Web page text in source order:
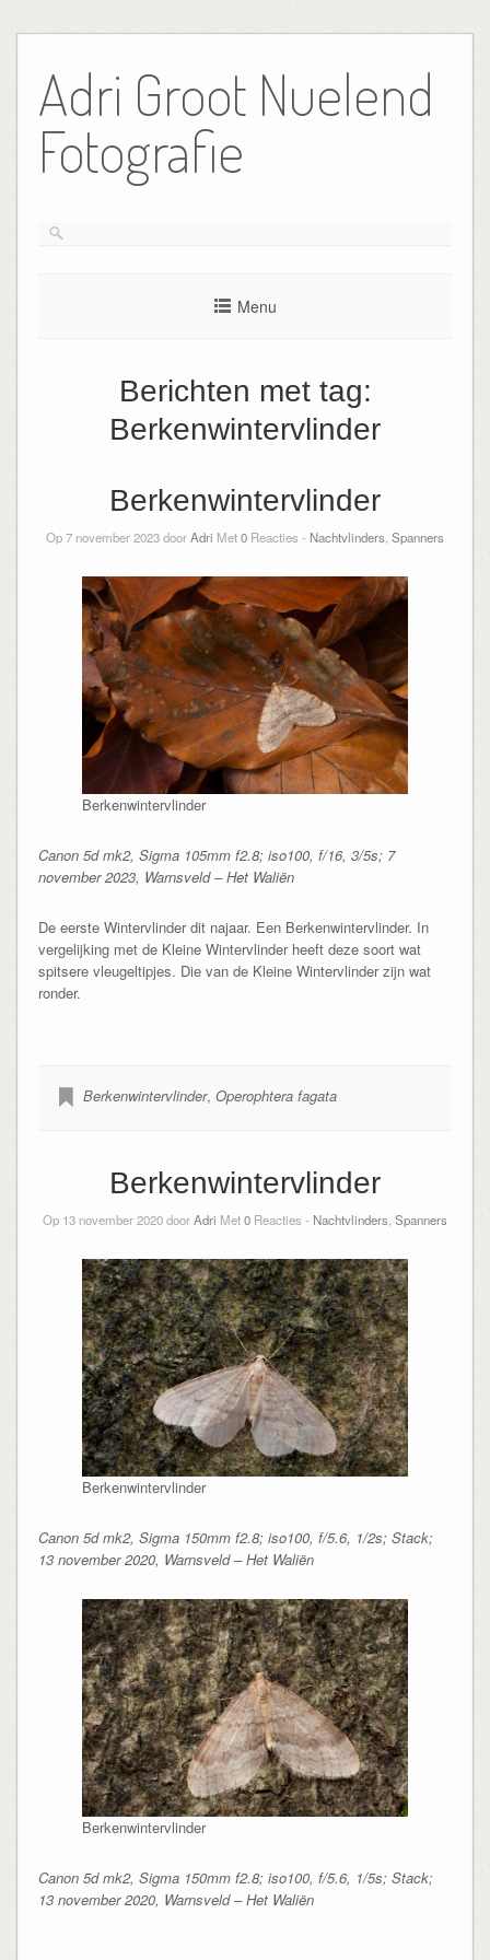
de
inhoud
Adri Groot Nuelend
Fotografie
Menu
Berichten met tag:
Berkenwintervlinder
Berkenwintervlinder
Op 7 november 2023 doorAdri Met0 Reacties - Nachtvlinders Spanners
Berkenwintervlinder
Canon 5d mk2, Sigma 105mm f2.8; iso100, f/16, 3/5s; 7
november 2023, Warnsveld – Het Waliën
De eerste Wintervlinder dit najaar. Een Berkenwintervlinder. In
vergelijking met de Kleine Wintervlinder heeft deze soort wat
spitsere vleugeltipjes. Die van de Kleine Wintervlinder zijn wat
ronder.
Berkenwintervlinder, Operophtera fagata
Berkenwintervlinder
Op 13 november 2020 doorAdri Met0 Reacties - Nachtvlinders Spanners
Berkenwintervlinder
Canon 5d mk2, Sigma 150mm f2.8; iso100, f/5.6, 1/2s; Stack;
13 november 2020, Warnsveld – Het Waliën
Berkenwintervlinder
Canon 5d mk2, Sigma 150mm f2.8; iso100, f/5.6, 1/5s; Stack;
13 november 2020, Warnsveld – Het Waliën